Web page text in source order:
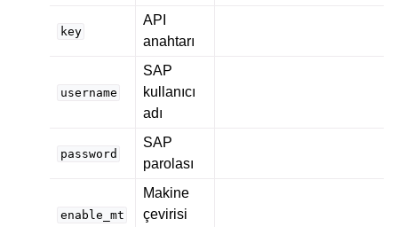
key
API
anahtarı
username
SAP
kullanıcı
adı
password
SAP
parolası
enable_mt
Makine
çevirisi